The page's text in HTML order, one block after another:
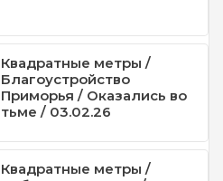
Квадратные метры /
Благоустройство
Приморья / Оказались во
тьме / 03.02.26
Квадратные метры /